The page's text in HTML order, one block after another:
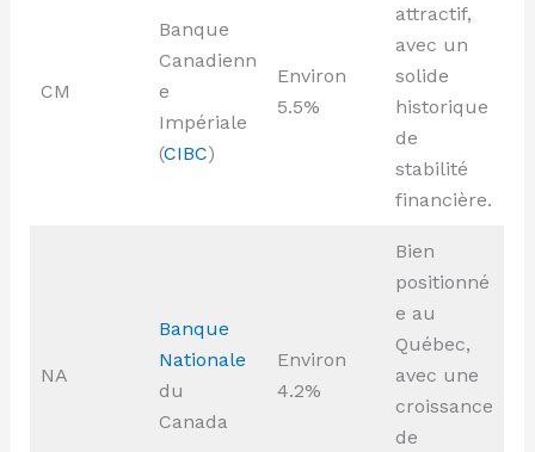
CM
Banque
Canadienn
e
Impériale
(CIBC)
Environ
5.5%
attractif,
avec un
solide
historique
de
stabilité
financière.
NA
Banque
Nationale
du
Canada
Environ
4.2%
Bien
positionné
e au
Québec,
avec une
croissance
de